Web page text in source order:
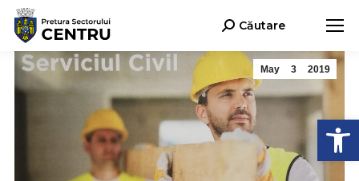
Search:Căutare
May 3 2019